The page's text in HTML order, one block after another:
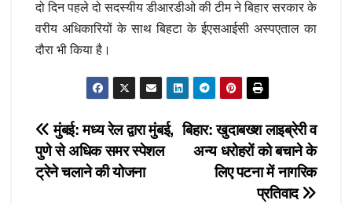
दो दिन पहले दो सदस्यीय डीआरडीओ की टीम ने बिहार सरकार के
वरीय अधिकारियों के साथ बिहटा के ईएसआईसी अस्पएताल का
दौरा भी किया है।
Post
navigation
बिहार: खुदाबख्श लाइब्रेरी व
अन्य धरोहरों को बचाने के
लिए पटना में नागरिक
प्रतिवाद
मुंबई: मध्य रेल द्वारा मुंबई,
पुणे से अधिक समर स्पेशल
ट्रेने चलाने की योजना